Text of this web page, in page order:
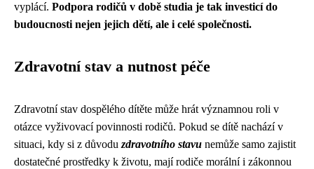
vyplácí. Podpora rodičů v době studia je tak investicí do
budoucnosti nejen jejich dětí, ale i celé společnosti.
Zdravotní stav a nutnost péče
Zdravotní stav dospělého dítěte může hrát významnou roli v
otázce vyživovací povinnosti rodičů. Pokud se dítě nachází v
situaci, kdy si z důvodu zdravotního stavu nemůže samo zajistit
dostatečné prostředky k životu, mají rodiče morální i zákonnou